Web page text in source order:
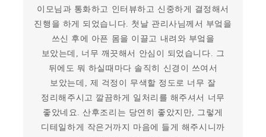
이모님과 통화하고 인터뷰하고 신중하게 결정해서
진행을 하게 되었습니다. 첫날 관리사님께서 부엌을
쓰신 후에 아픈 몸을 이끌고 내려와 부엌을
보았는데, 너무 깨끗해서 안심이 되었습니다. 그
뒤에도 뭐 하실때마다 솔직히 신경이 쓰여서
보았는데, 제 걱정이 무색할 정도로 너무 잘
정리해주시고 깔끔하게 일처리를 해주셔서 너무
좋았네요. 산후조리는 당연히 좋았지만, 그렇게
디테일하게 작은거까지 마음에 들게 해주시니까